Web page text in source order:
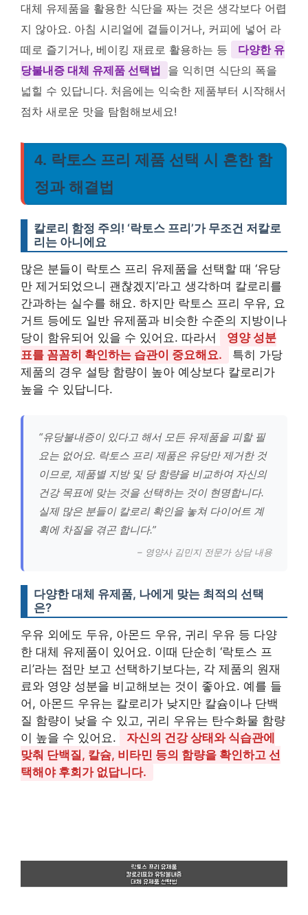
대체 유제품을 활용한 식단을 짜는 것은 생각보다 어렵
지 않아요. 아침 시리얼에 곁들이거나, 커피에 넣어 라
떼로 즐기거나, 베이킹 재료로 활용하는 등
다양한 유
당불내증 대체 유제품 선택법 을 익히면 식단의 폭을
넓힐 수 있답니다. 처음에는 익숙한 제품부터 시작해서
점차 새로운 맛을 탐험해보세요!
4. 락토스 프리 제품 선택 시 흔한 함
정과 해결법
칼로리 함정 주의! ‘락토스 프리’가 무조건 저칼로
리는 아니에요
많은 분들이 락토스 프리 유제품을 선택할 때 ‘유당
만 제거되었으니 괜찮겠지’라고 생각하며 칼로리를
간과하는 실수를 해요. 하지만 락토스 프리 우유, 요
거트 등에도 일반 유제품과 비슷한 수준의 지방이나
당이 함유되어 있을 수 있어요. 따라서
영양 성분
표를 꼼꼼히 확인하는 습관이 중요해요.
특히 가당
제품의 경우 설탕 함량이 높아 예상보다 칼로리가
높을 수 있답니다.
“유당불내증이 있다고 해서 모든 유제품을 피할 필
요는 없어요. 락토스 프리 제품은 유당만 제거한 것
이므로, 제품별 지방 및 당 함량을 비교하여 자신의
건강 목표에 맞는 것을 선택하는 것이 현명합니다.
실제 많은 분들이 칼로리 확인을 놓쳐 다이어트 계
획에 차질을 겪곤 합니다.”
– 영양사 김민지 전문가 상담 내용
다양한 대체 유제품, 나에게 맞는 최적의 선택
은?
우유 외에도 두유, 아몬드 우유, 귀리 우유 등 다양
한 대체 유제품이 있어요. 이때 단순히 ‘락토스 프
리’라는 점만 보고 선택하기보다는, 각 제품의 원재
료와 영양 성분을 비교해보는 것이 좋아요. 예를 들
어, 아몬드 우유는 칼로리가 낮지만 칼슘이나 단백
질 함량이 낮을 수 있고, 귀리 우유는 탄수화물 함량
이 높을 수 있어요.
자신의 건강 상태와 식습관에
맞춰 단백질, 칼슘, 비타민 등의 함량을 확인하고 선
택해야 후회가 없답니다.